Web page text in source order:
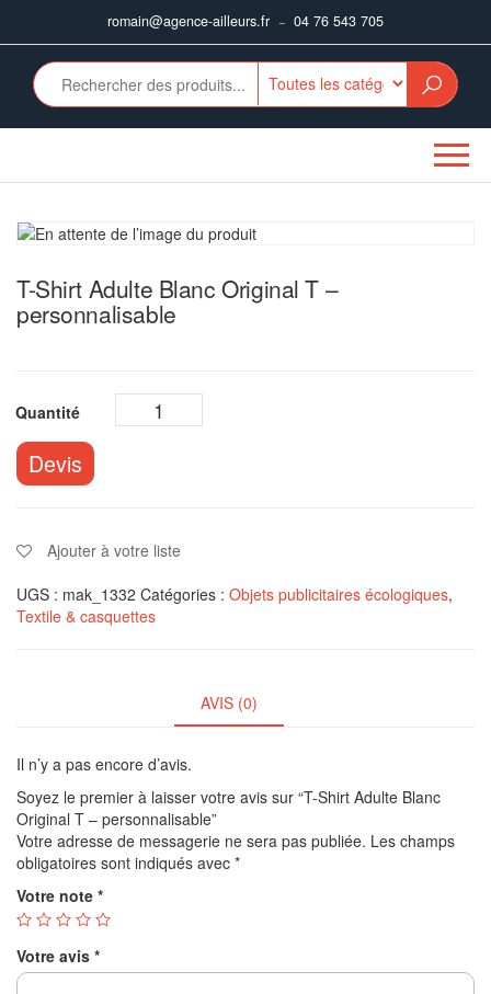
romain@agence-ailleurs.fr – 04 76 543 705
T-Shirt Adulte Blanc Original T –
personnalisable
Devis
Ajouter à votre liste
UGS : mak_1332 Catégories : Objets publicitaires écologiques,
Textile & casquettes
AVIS (0)
Il n’y a pas encore d’avis.
Soyez le premier à laisser votre avis sur “T-Shirt Adulte Blanc
Original T – personnalisable”
Votre adresse de messagerie ne sera pas publiée. Les champs
obligatoires sont indiqués avec *
Votre note *
Votre avis *